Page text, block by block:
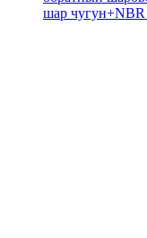
шар чугун+NBR